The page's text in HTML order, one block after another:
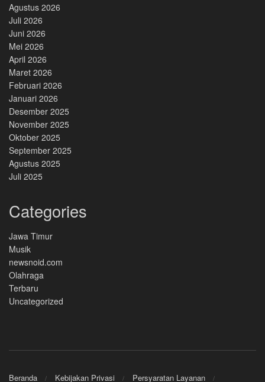
Agustus 2026
Juli 2026
Juni 2026
Mei 2026
April 2026
Maret 2026
Februari 2026
Januari 2026
Desember 2025
November 2025
Oktober 2025
September 2025
Agustus 2025
Juli 2025
Categories
Jawa Timur
Musik
newsnoid.com
Olahraga
Terbaru
Uncategorized
Beranda Kebijakan Privasi Persyaratan Layanan